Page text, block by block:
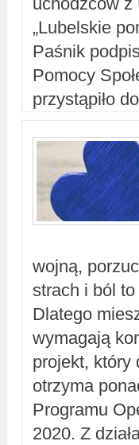
„Lubelskie
Paśnik
Pomocy
przystąpiło
wojną,
strach i ból
Dlatego
wymagają
projekt, który
otrzyma
Programu
2020. Z